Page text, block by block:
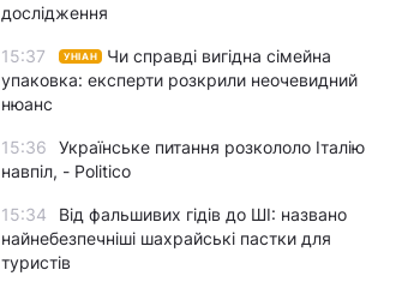
дослідження
15:37 УНІАН
Чи справді вигідна сімейна
упаковка: експерти розкрили неочевидний
нюанс
15:36
Українське питання розкололо Італію
навпіл, - Politico
15:34
Від фальшивих гідів до ШІ: названо
найнебезпечніші шахрайські пастки для
туристів